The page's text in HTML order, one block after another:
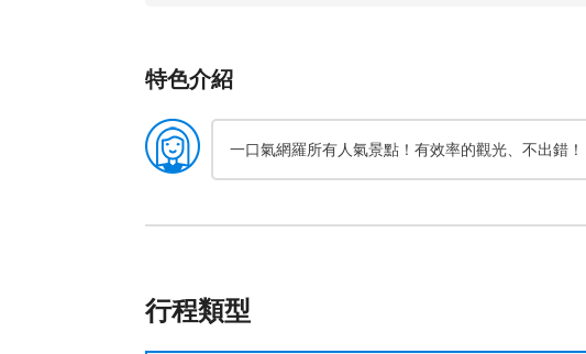
特色介紹
一口氣網羅所有人氣景點！有效率的觀光、不出錯！
行程類型